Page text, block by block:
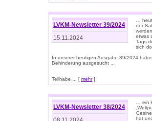
LVKM-Newsletter 39/2024
15.11.2024
…
der
etwas
Tags
sich
In unserer heutigen Ausgabe 39/2024
Behinderung ausgesucht ...
Teilhabe ... [ mehr]
LVKM-Newsletter 38/2024
… ein
hat